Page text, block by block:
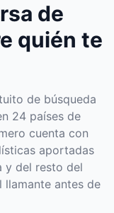
de
quién te
de búsqueda
24 países de
cuenta con
aportadas
y del resto del
antes de